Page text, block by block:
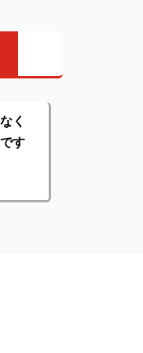
く
す